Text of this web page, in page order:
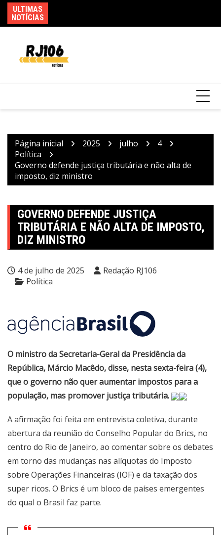
para
o
ULTIMAS
NOTÍCIAS
Página inicial 2025 julho
4
Política
Governo defende justiça tributária e não alta de
imposto, diz ministro
GOVERNO DEFENDE JUSTIÇA
TRIBUTÁRIA E NÃO ALTA DE IMPOSTO,
DIZ MINISTRO
4 de julho de 2025
Redação RJ106
Política
O ministro da Secretaria-Geral da Presidência da
República, Márcio Macêdo, disse, nesta sexta-feira (4),
que o governo não quer aumentar impostos para a
população, mas promover justiça tributária.
A afirmação foi feita em entrevista coletiva, durante
abertura da reunião do Conselho Popular do Brics, no
centro do Rio de Janeiro, ao comentar sobre os debates
em torno das mudanças nas alíquotas do Imposto
sobre Operações Financeiras (IOF) e da taxação dos
super ricos. O Brics é um bloco de países emergentes
do qual o Brasil faz parte.